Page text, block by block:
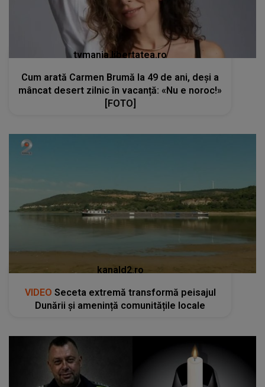
tvmania.libertatea.ro
Cum arată Carmen Brumă la 49 de ani, deși a
mâncat desert zilnic în vacanță: «Nu e noroc!»
[FOTO]
kanald2.ro
VIDEO Seceta extremă transformă peisajul
Dunării și amenință comunitățile locale